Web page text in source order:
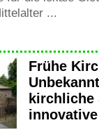
...
Frühe
kirchliche